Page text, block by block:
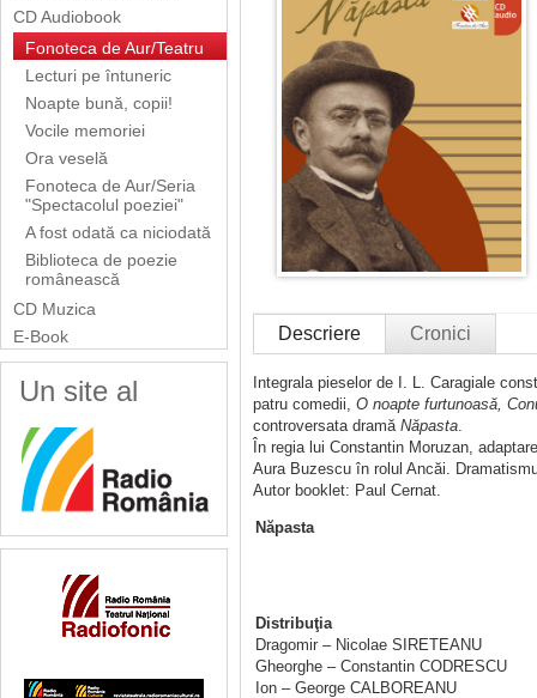
CD Audiobook
Fonoteca de Aur/Teatru
Lecturi pe întuneric
Noapte bună, copii!
Vocile memoriei
Ora veselă
Fonoteca de Aur/Seria
"Spectacolul poeziei"
A fost odată ca niciodată
Biblioteca de poezie
românească
CD Muzica
E-Book
Un site al
Descriere Cronici
Integrala pieselor de I. L. Caragiale
patru comedii, O noapte furtunoasă,
controversata dramă Năpasta.
În regia lui Constantin Moruzan,
Aura Buzescu în rolul Ancăi.
Autor booklet: Paul Cernat.
Năpasta
Distribuţia
Dragomir – Nicolae SIRETEANU
Gheorghe – Constantin CODRESCU
Ion – George CALBOREANU